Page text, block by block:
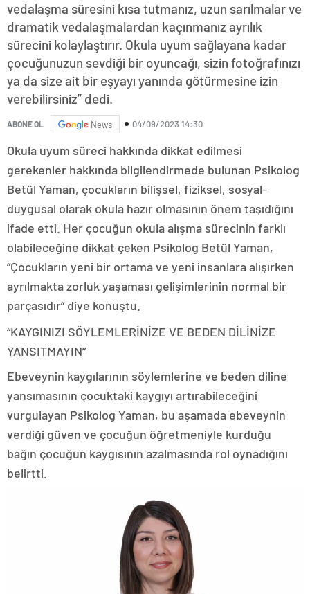
vedalaşma süresini kısa tutmanız, uzun sarılmalar ve
dramatik vedalaşmalardan kaçınmanız ayrılık
sürecini kolaylaştırır. Okula uyum sağlayana kadar
çocuğunuzun sevdiği bir oyuncağı, sizin fotoğrafınızı
ya da size ait bir eşyayı yanında götürmesine izin
verebilirsiniz” dedi.
ABONE OL News 04/09/2023 14:30
Okula uyum süreci hakkında dikkat edilmesi
gerekenler hakkında bilgilendirmede bulunan Psikolog
Betül Yaman, çocukların bilişsel, fiziksel, sosyal-
duygusal olarak okula hazır olmasının önem taşıdığını
ifade etti. Her çocuğun okula alışma sürecinin farklı
olabileceğine dikkat çeken Psikolog Betül Yaman,
“Çocukların yeni bir ortama ve yeni insanlara alışırken
ayrılmakta zorluk yaşaması gelişimlerinin normal bir
parçasıdır” diye konuştu.
“KAYGINIZI SÖYLEMLERİNİZE VE BEDEN DİLİNİZE
YANSITMAYIN”
Ebeveynin kaygılarının söylemlerine ve beden diline
yansımasının çocuktaki kaygıyı artırabileceğini
vurgulayan Psikolog Yaman, bu aşamada ebeveynin
verdiği güven ve çocuğun öğretmeniyle kurduğu
bağın çocuğun kaygısının azalmasında rol oynadığını
belirtti.